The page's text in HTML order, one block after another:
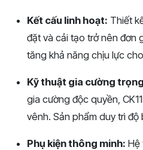
Kết cấu linh hoạt: Thiết
đặt và cải tạo trở nên đơn
tăng khả năng chịu lực
Kỹ thuật gia cường
gia cường độc quyền,
vênh. Sản phẩm duy trì
Phụ kiện thông minh: Hệ